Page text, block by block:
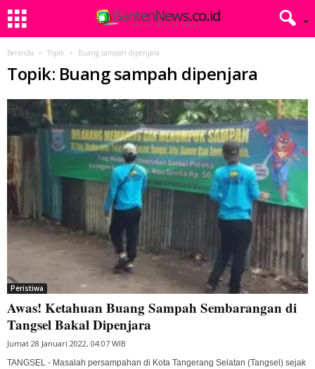
Beranda Topik Buang sampah dipenjara
Topik: Buang sampah dipenjara
Peristiwa
Awas! Ketahuan Buang Sampah Sembarangan di
Tangsel Bakal Dipenjara
Jumat 28 Januari 2022, 04:07 WIB
TANGSEL - Masalah persampahan di Kota Tangerang Selatan (Tangsel) sejak